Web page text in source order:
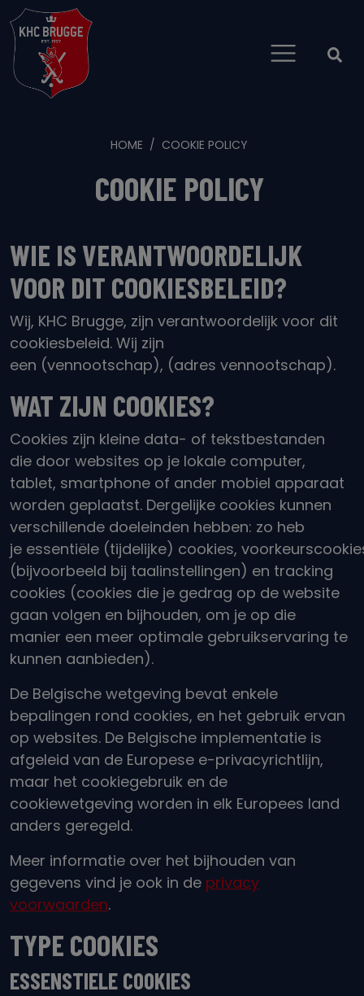
HOME COOKIE POLICY
COOKIE POLICY
WIE IS VERANTWOORDELIJK
VOOR DIT COOKIESBELEID?
Wij, KHC Brugge, zijn verantwoordelijk voor dit
cookiesbeleid. Wij zijn
een (vennootschap), (adres vennootschap).
WAT ZIJN COOKIES?
Cookies zijn kleine data- of tekstbestanden
die door websites op je lokale computer,
tablet, smartphone of ander mobiel apparaat
worden geplaatst. Dergelijke cookies kunnen
verschillende doeleinden hebben: zo heb
je essentiële (tijdelijke) cookies,
(bijvoorbeeld bij taalinstellingen) en tracking
cookies (cookies die je gedrag op de website
gaan volgen en bijhouden, om je op die
manier een meer optimale gebruikservaring te
kunnen aanbieden).
De Belgische wetgeving bevat enkele
bepalingen rond cookies, en het gebruik ervan
op websites. De Belgische implementatie is
afgeleid van de Europese e-privacyrichtlijn,
maar het cookiegebruik en de
cookiewetgeving worden in elk Europees land
anders geregeld.
Meer informatie over het bijhouden van
gegevens vind je ook in de privacy
voorwaarden.
TYPE COOKIES
ESSENSTIELE COOKIES